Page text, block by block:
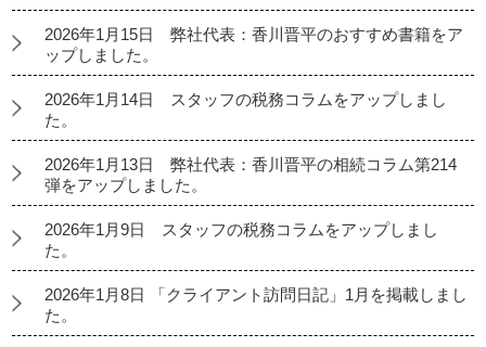
2026年1月15日 弊社代表：香川晋平のおすすめ書籍をア
ップしました。
2026年1月14日 スタッフの税務コラムをアップしまし
た。
2026年1月13日 弊社代表：香川晋平の相続コラム第214
弾をアップしました。
2026年1月9日 スタッフの税務コラムをアップしまし
た。
2026年1月8日 「クライアント訪問日記」1月を掲載しまし
た。